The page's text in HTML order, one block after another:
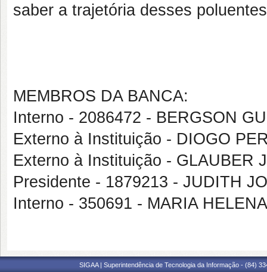
saber a trajetória desses
MEMBROS DA BANCA:
Interno - 2086472 - BERGSON
Externo à Instituição - DIOGO
Externo à Instituição - GLAUBER
Presidente - 1879213 - JUDITH
Interno - 350691 - MARIA
SIGAA | Superintendência de Tecnologia da Informação - (84)